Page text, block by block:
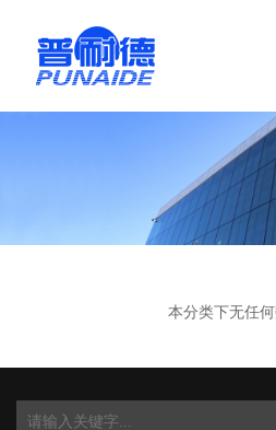
本分类下无任何